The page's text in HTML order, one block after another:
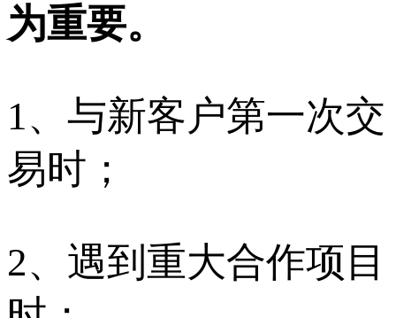
为重要。
1、与新客户第一次交
易时；
2、遇到重大合作项目